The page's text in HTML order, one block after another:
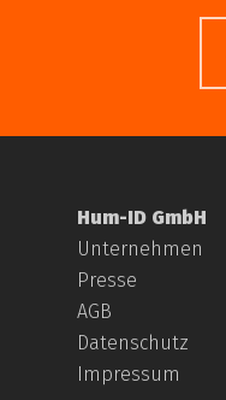
Hum-ID GmbH
Unternehmen
Presse
AGB
Datenschutz
Impressum